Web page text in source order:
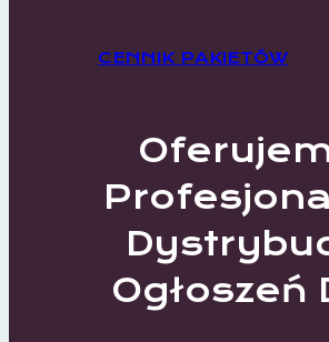
CENNIK PAKIETÓW
Ogłoszeń